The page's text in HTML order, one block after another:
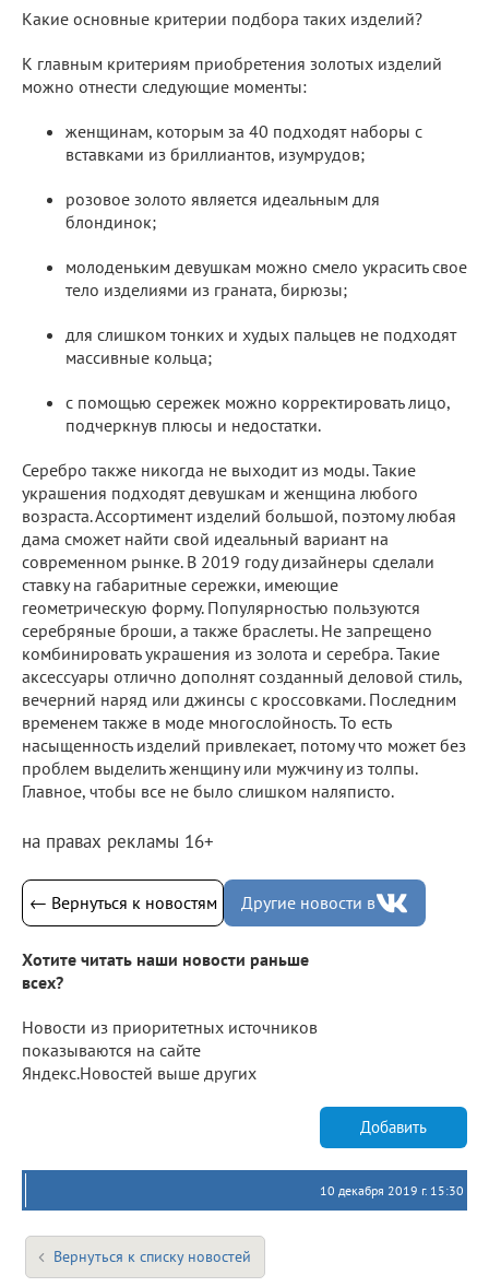
Какие основные критерии подбора таких изделий?
К главным критериям приобретения золотых изделий
можно отнести следующие моменты:
женщинам, которым за 40 подходят наборы с
вставками из бриллиантов, изумрудов;
розовое золото является идеальным для
блондинок;
молоденьким девушкам можно смело украсить свое
тело изделиями из граната, бирюзы;
для слишком тонких и худых пальцев не подходят
массивные кольца;
с помощью сережек можно корректировать лицо,
подчеркнув плюсы и недостатки.
Серебро также никогда не выходит из моды. Такие
украшения подходят девушкам и женщина любого
возраста. Ассортимент изделий большой, поэтому любая
дама сможет найти свой идеальный вариант на
современном рынке. В 2019 году дизайнеры сделали
ставку на габаритные сережки, имеющие
геометрическую форму. Популярностью пользуются
серебряные броши, а также браслеты. Не запрещено
комбинировать украшения из золота и серебра. Такие
аксессуары отлично дополнят созданный деловой стиль,
вечерний наряд или джинсы с кроссовками. Последним
временем также в моде многослойность. То есть
насыщенность изделий привлекает, потому что может без
проблем выделить женщину или мужчину из толпы.
Главное, чтобы все не было слишком наляписто.
на правах рекламы 16+
← Вернуться к новостям Другие новости в
Хотите читать наши новости раньше
всех?
Новости из приоритетных источников
показываются на сайте
Яндекс.Новостей выше других
Добавить
10 декабря 2019 г. 15:30
Вернуться к списку новостей